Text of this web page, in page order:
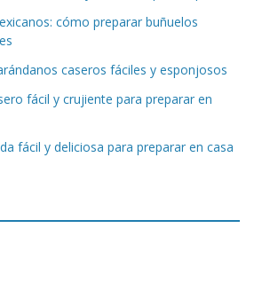
cómo preparar buñuelos
caseros fáciles y esponjosos
fácil y crujiente para preparar en
fácil y deliciosa para preparar en casa